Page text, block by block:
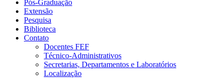
Pós-Graduação
Extensão
Pesquisa
Biblioteca
Contato
Docentes FEF
Técnico-Administrativos
Secretarias, Departamentos e Laboratórios
Localização